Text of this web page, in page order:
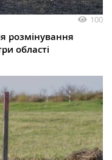
100
розмінування
області